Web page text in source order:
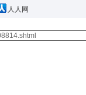
人人网